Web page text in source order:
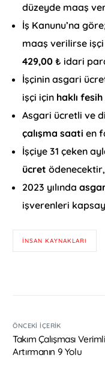
düzeyde maaş
İş Kanunu’na
maaş verilirse
429,00₺ idari
İşçinin asgari
işçi için haklı fesih
Asgari ücretli ve
çalışma saati en
İşçiye 31 çeken
ücret ödenecektir,
2023 yılında
işverenleri
INSAN KAYNAKLARI
ÖNCEKI İÇERIK
Takım Çalışması
Artırmanın 9 Yolu